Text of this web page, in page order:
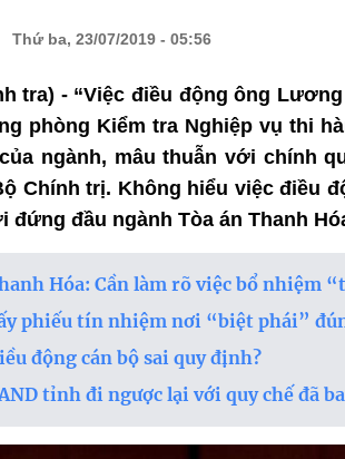
Thứ ba, 23/07/2019 - 05:56
tra) - “Việc điều động ông
phòng Kiểm tra Nghiệp vụ thi
ngành, mâu thuẫn với chính
Chính trị. Không hiểu việc điều
đứng đầu ngành Tòa án Thanh
Hóa: Cần làm rõ việc bổ nhiệm
phiếu tín nhiệm nơi “biệt phái”
động cán bộ sai quy định?
tỉnh đi ngược lại với quy chế đã